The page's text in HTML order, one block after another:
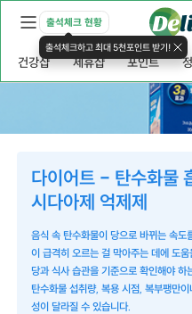
출석체크 현황
출석체크하고 최대 5천포인트 받기!
건강샵 제휴샵 포인트
다이어트 - 탄수화물
시다아제 억제제
음식 속 탄수화물이 당으로 바뀌는 속
이 급격히 오르는 걸 막아주는 데에 도
당과 식사 습관을 기준으로 확인해야 하
탄수화물 섭취량, 복용 시점, 복부팽만
성이 달라질 수 있습니다.